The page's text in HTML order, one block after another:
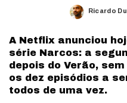
Posted
Ricardo
A Netflix anunciou
série Narcos: a
depois do Verão,
os dez episódios a
todos de uma vez.